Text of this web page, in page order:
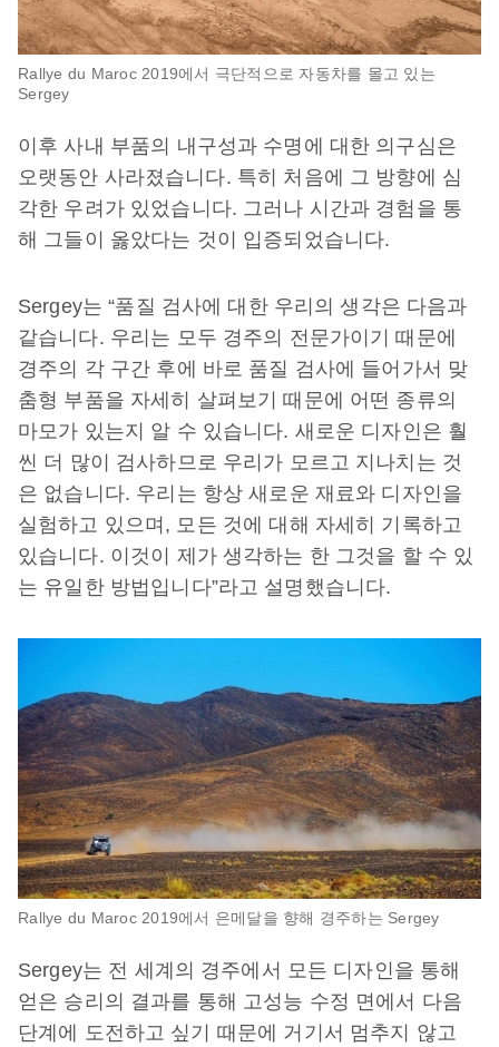
Rallye du Maroc 2019에서 극단적으로 자동차를 몰고 있는
Sergey
이후 사내 부품의 내구성과 수명에 대한 의구심은
오랫동안 사라졌습니다. 특히 처음에 그 방향에 심
각한 우려가 있었습니다. 그러나 시간과 경험을 통
해 그들이 옳았다는 것이 입증되었습니다.
Sergey는 “품질 검사에 대한 우리의 생각은 다음과
같습니다. 우리는 모두 경주의 전문가이기 때문에
경주의 각 구간 후에 바로 품질 검사에 들어가서 맞
춤형 부품을 자세히 살펴보기 때문에 어떤 종류의
마모가 있는지 알 수 있습니다. 새로운 디자인은 훨
씬 더 많이 검사하므로 우리가 모르고 지나치는 것
은 없습니다. 우리는 항상 새로운 재료와 디자인을
실험하고 있으며, 모든 것에 대해 자세히 기록하고
있습니다. 이것이 제가 생각하는 한 그것을 할 수 있
는 유일한 방법입니다”라고 설명했습니다.
Rallye du Maroc 2019에서 은메달을 향해 경주하는 Sergey
Sergey는 전 세계의 경주에서 모든 디자인을 통해
얻은 승리의 결과를 통해 고성능 수정 면에서 다음
단계에 도전하고 싶기 때문에 거기서 멈추지 않고